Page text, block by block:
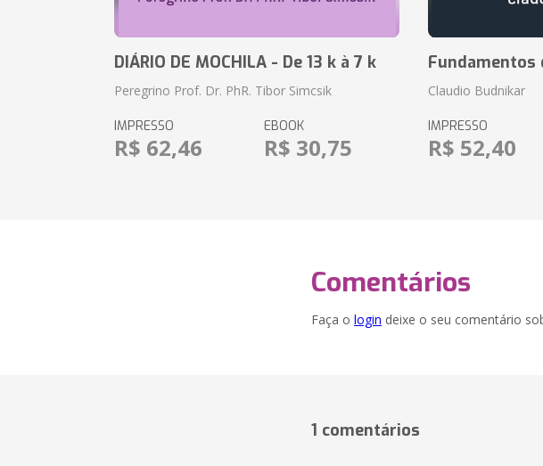
DIÁRIO DE MOCHILA - De 13 k à 7 k
Peregrino Prof. Dr. PhR. Tibor Simcsik
IMPRESSO
R$ 62,46
EBOOK
R$ 30,75
Fundamentos
Claudio Budnikar
IMPRESSO
R$ 52,40
Comentários
Faça o login deixe o seu comentário
1 comentários